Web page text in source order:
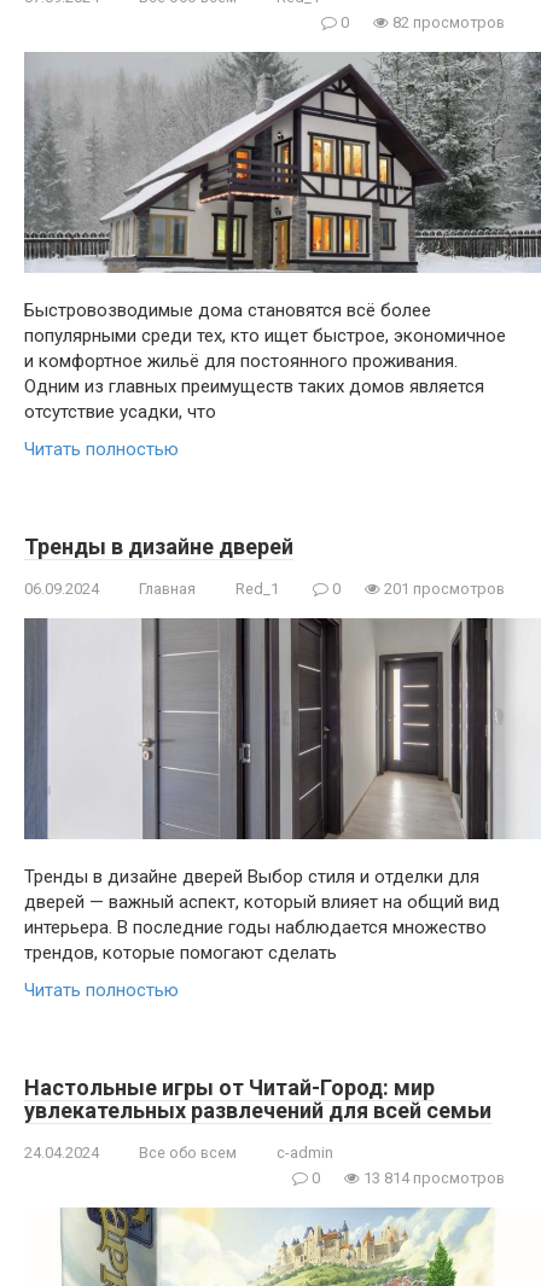
0
82 просмотров
Быстровозводимые дома становятся всё более
популярными среди тех, кто ищет быстрое, экономичное
и комфортное жильё для постоянного проживания.
Одним из главных преимуществ таких домов является
отсутствие усадки, что
Читать полностью
Тренды в дизайне дверей
06.09.2024 Главная Red_1 0 201 просмотров
Тренды в дизайне дверей Выбор стиля и отделки для
дверей — важный аспект, который влияет на общий вид
интерьера. В последние годы наблюдается множество
трендов, которые помогают сделать
Читать полностью
Настольные игры от Читай-Город: мир
увлекательных развлечений для всей семьи
24.04.2024 Все обо всем
c-admin
0
13 814 просмотров